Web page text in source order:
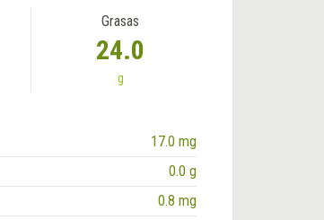
Grasas
24.0
g
17.0 mg
0.0 g
0.8 mg